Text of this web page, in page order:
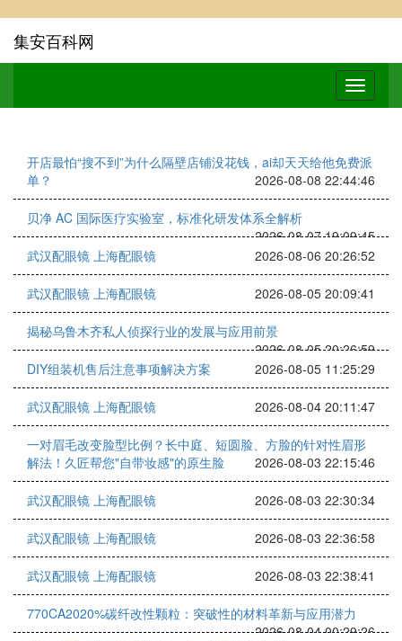
集安百科网
开店最怕“搜不到”为什么隔壁店铺没花钱，ai却天天给他免费派
单？
2026-08-08 22:44:46
贝净 AC 国际医疗实验室，标准化研发体系全解析
2026-08-07 19:09:45
武汉配眼镜 上海配眼镜
2026-08-06 20:26:52
武汉配眼镜 上海配眼镜 2026-08-05 20:09:41
揭秘乌鲁木齐私人侦探行业的发展与应用前景
2026-08-05 20:26:59
DIY组装机售后注意事项解决方案
2026-08-05 11:25:29
武汉配眼镜 上海配眼镜 2026-08-04 20:11:47
一对眉毛改变脸型比例？长中庭、短圆脸、方脸的针对性眉形
解法！久匠帮您"自带妆感"的原生脸
2026-08-03 22:15:46
武汉配眼镜 上海配眼镜 2026-08-03 22:30:34
武汉配眼镜 上海配眼镜 2026-08-03 22:36:58
武汉配眼镜 上海配眼镜 2026-08-03 22:38:41
770CA2020%碳纤改性颗粒：突破性的材料革新与应用潜力
2026-08-04 00:29:26